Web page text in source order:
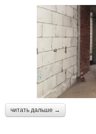
читать дальше →